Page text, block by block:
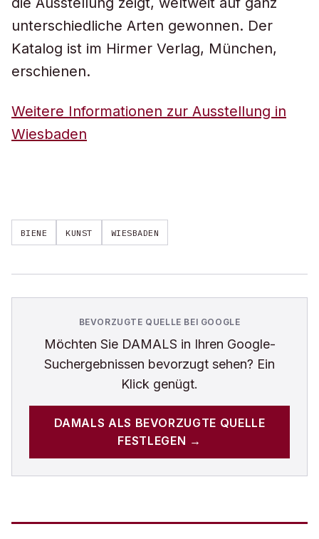
unterschiedliche Arten gewonnen. Der
Katalog ist im Hirmer Verlag, München,
erschienen.
Weitere Informationen zur Ausstellung in
Wiesbaden
BIENE KUNST WIESBADEN
BEVORZUGTE QUELLE BEI GOOGLE
Möchten Sie DAMALS in Ihren Google-
Suchergebnissen bevorzugt sehen? Ein
Klick genügt.
DAMALS ALS BEVORZUGTE QUELLE
FESTLEGEN →